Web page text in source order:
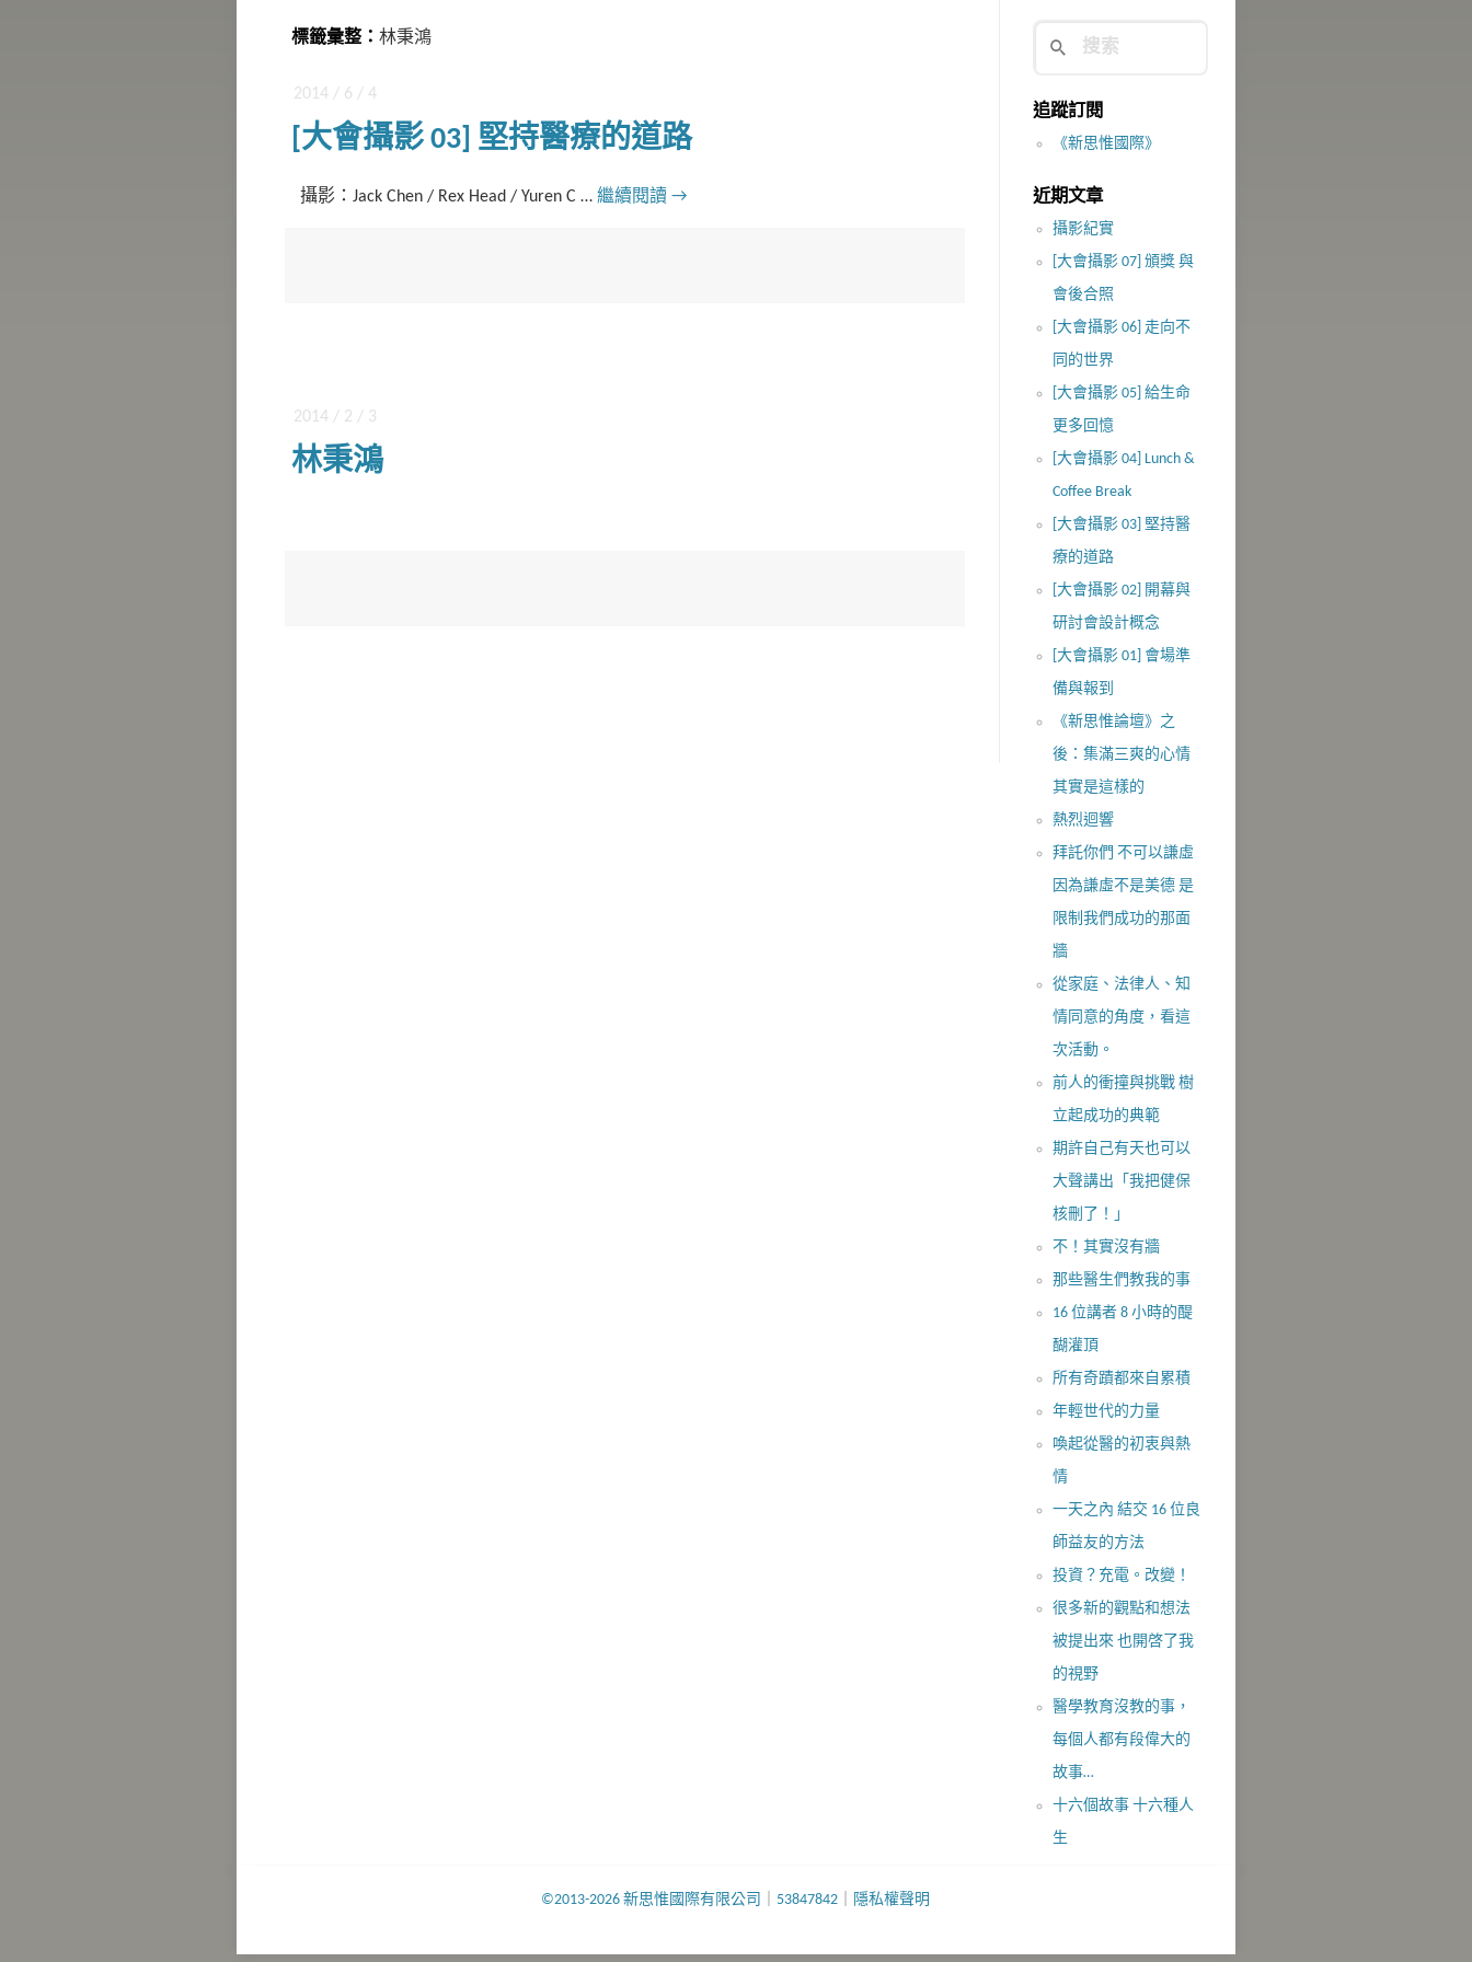
標籤彙整： 林秉鴻
2014 / 6 / 4
[大會攝影 03] 堅持醫療的道路
攝影：Jack Chen / Rex Head / Yuren C … 繼續閱讀 →
2014 / 2 / 3
林秉鴻
追蹤訂閱
《新思惟國際》
近期文章
攝影紀實
[大會攝影 07] 頒獎 與
會後合照
[大會攝影 06] 走向不
同的世界
[大會攝影 05] 給生命
更多回憶
[大會攝影 04] Lunch &
Coffee Break
[大會攝影 03] 堅持醫
療的道路
[大會攝影 02] 開幕與
研討會設計概念
[大會攝影 01] 會場準
備與報到
《新思惟論壇》之
後：集滿三爽的心情
其實是這樣的
熱烈迴響
拜託你們 不可以謙虛
因為謙虛不是美德 是
限制我們成功的那面
牆
從家庭、法律人、知
情同意的角度，看這
次活動。
前人的衝撞與挑戰 樹
立起成功的典範
期許自己有天也可以
大聲講出「我把健保
核刪了！」
不！其實沒​有牆
那些醫生們教我的事
16 位講者 8 小時的醍
醐灌頂
所有奇蹟都來自累積
年輕世代的力量
喚起從醫的初衷與熱
情
一天之內 結交 16 位良
師益友的方法
投資？充電。改變！
很多新的觀點和想法
被提出來 也開啓了我
的視野
醫學教育沒教的事，
每個人都有段偉大的
故事…
十六個故事 十六種人
生
©2013-2026 新思惟國際有限公司 53847842｜ 隱私權聲明